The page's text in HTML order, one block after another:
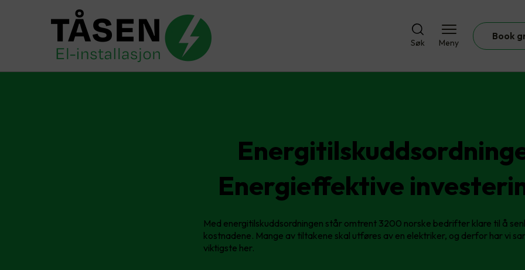
Søk Meny
Book
Energieffektive
Med energitilskuddsordningen står omtrent 3200 norske bedrifter klare til å
kostnadene. Mange av tiltakene skal utføres av en elektriker, og derfor har vi
viktigste her.